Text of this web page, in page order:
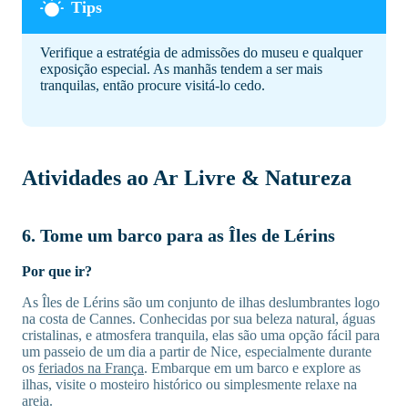
Verifique a estratégia de admissões do museu e qualquer
exposição especial. As manhãs tendem a ser mais
tranquilas, então procure visitá-lo cedo.
Atividades ao Ar Livre & Natureza
6. Tome um barco para as Îles de Lérins
Por que ir?
As Îles de Lérins são um conjunto de ilhas deslumbrantes logo
na costa de Cannes. Conhecidas por sua beleza natural, águas
cristalinas, e atmosfera tranquila, elas são uma opção fácil para
um passeio de um dia a partir de Nice, especialmente durante
os feriados na França. Embarque em um barco e explore as
ilhas, visite o mosteiro histórico ou simplesmente relaxe na
areia.